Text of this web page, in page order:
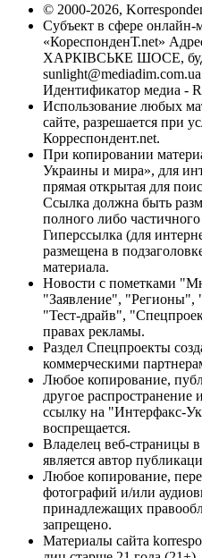
© 2000-2026,
Субъект в сфере
«КореспонденТ.net»
ХАРКІВСЬКЕ ШОСЕ,
sunlight@mediadim.com.ua
Идентификатор медиа -
Использование любых
сайте, разрешается при
Корреспондент.net.
При копировании
Украины и мира», для
прямая открытая для
Ссылка должна быть
полного либо
Гиперссылка (для
размещена в
материала.
Новости с пометками
"Заявление",
"Тест-драйв",
правах рекламы.
Раздел Спецпроекты
коммерческими
Любое копирование,
другое
ссылку на "Интерфакс-
воспрещается.
Владелец веб-страницы
является автор
Любое копирование,
фотографий и/или
принадлежащих
запрещено.
Материалы сайта